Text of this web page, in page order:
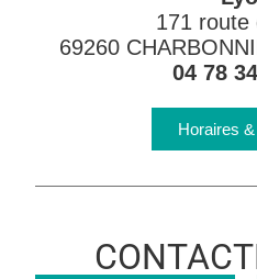
171 route
69260
04 78
Horaires